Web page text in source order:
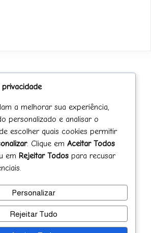
novidades!!
Send
Associação Brasileira de
privacidade
a melhorar sua experiência,
personalizado e analisar o
escolher quais cookies permitir
. Clique em Aceitar Todos
em Rejeitar Todos para recusar
Personalizar
Rejeitar Tudo